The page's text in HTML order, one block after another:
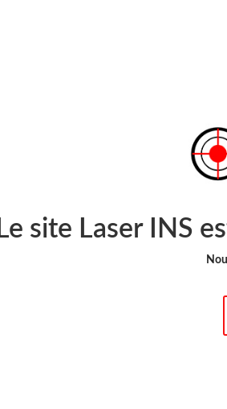
Le site Laser INS